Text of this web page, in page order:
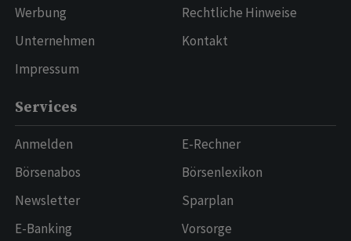
Werbung
Unternehmen
Impressum
Rechtliche Hinweise
Kontakt
Services
Anmelden
Börsenabos
Newsletter
E-Banking
E-Rechner
Börsenlexikon
Sparplan
Vorsorge